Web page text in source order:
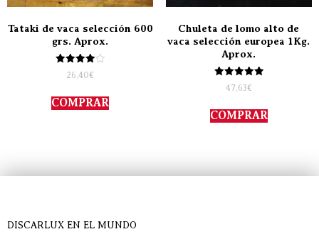
Tataki de vaca selección 600
grs. Aprox.
Valorado
con
de 5
26,40€
COMPRAR
Chuleta de lomo alto de
vaca selección europea 1Kg.
Aprox.
Valorado
con
de 5
47,63€
COMPRAR
DISCARLUX EN EL MUNDO